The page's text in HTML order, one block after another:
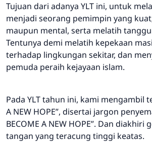
Tujuan dari adanya YLT ini, untuk
menjadi seorang pemimpin yang
maupun mental, serta melatih
Tentunya demi melatih kepekaan
terhadap lingkungan sekitar, dan
pemuda peraih kejayaan islam.
Pada YLT tahun ini, kami mengambil
A NEW HOPE”, disertai jargon
BECOME A NEW HOPE”. Dan diakhiri
tangan yang teracung tinggi keatas.